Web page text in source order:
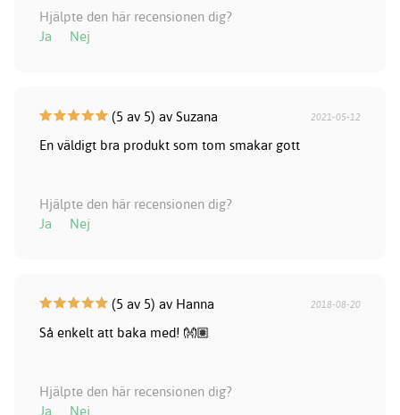
Hjälpte den här recensionen dig?
Ja
Nej
(5 av 5) av Suzana 2021-05-12
En väldigt bra produkt som tom smakar gott
Hjälpte den här recensionen dig?
Ja
Nej
(5 av 5) av Hanna 2018-08-20
Så enkelt att baka med! 👐🏽
Hjälpte den här recensionen dig?
Ja
Nej